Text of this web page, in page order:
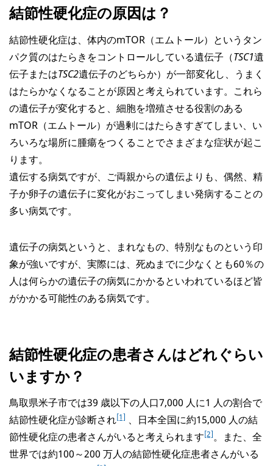
結節性硬化症の原因は？
結節性硬化症は、体内のmTOR（エムトール）というタン
パク質のはたらきをコントロールしている遺伝子（TSC1遺
伝子またはTSC2遺伝子のどちらか）が一部変化し、うまく
はたらかなくなることが原因と考えられています。これら
の遺伝子が変化すると、細胞を増殖させる役割のある
mTOR（エムトール）が過剰にはたらきすぎてしまい、い
ろいろな場所に腫瘍をつくることでさまざまな症状が起こ
ります。
遺伝する病気ですが、ご両親からの遺伝よりも、偶然、精
子か卵子の遺伝子に変化がおこってしまい発病することの
多い病気です。
遺伝子の病気というと、まれなもの、特別なものという印
象が強いですが、実際には、死ぬまでに少なくとも60％の
人は何らかの遺伝子の病気にかかるといわれているほど皆
がかかる可能性のある病気です。
結節性硬化症の患者さんはどれぐらい
いますか？
鳥取県米子市では39 歳以下の人口7,000 人に1 人の割合で
結節性硬化症が診断され[1] 、日本全国に約15,000 人の結
節性硬化症の患者さんがいると考えられます[2]。また、全
世界では約100～200 万人の結節性硬化症患者さんがいる